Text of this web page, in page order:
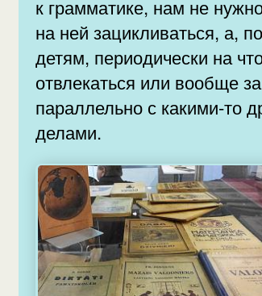
к грамматике, нам не
на ней зацикливаться, а,
детям, периодически на
отвлекаться или вообще
параллельно с какими-то
делами.